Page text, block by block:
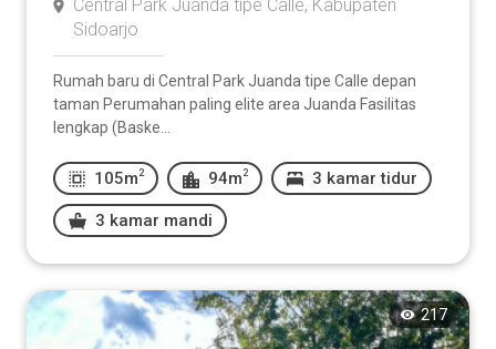
Central Park Juanda tipe Calle, Kabupaten
Sidoarjo
Rumah baru di Central Park Juanda tipe Calle depan
taman Perumahan paling elite area Juanda Fasilitas
lengkap (Baske...
105m 2 94m 2 3 kamar tidur
3 kamar mandi
217